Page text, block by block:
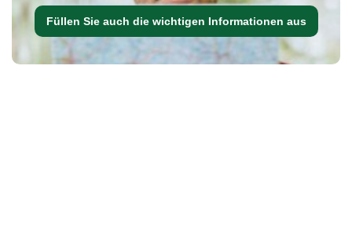
Füllen Sie auch die wichtigen Informationen aus